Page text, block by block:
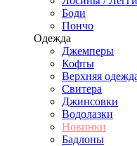
Боди
Пончо
Одежда
Джемперы
Кофты
Верхняя
Свитера
Джинсовки
Водолазки
Новинки
Бадлоны